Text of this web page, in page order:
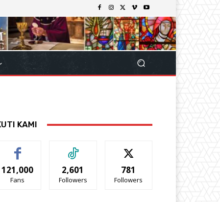
KAMI
121,000
Fans
2,601
Followers
781
Followers